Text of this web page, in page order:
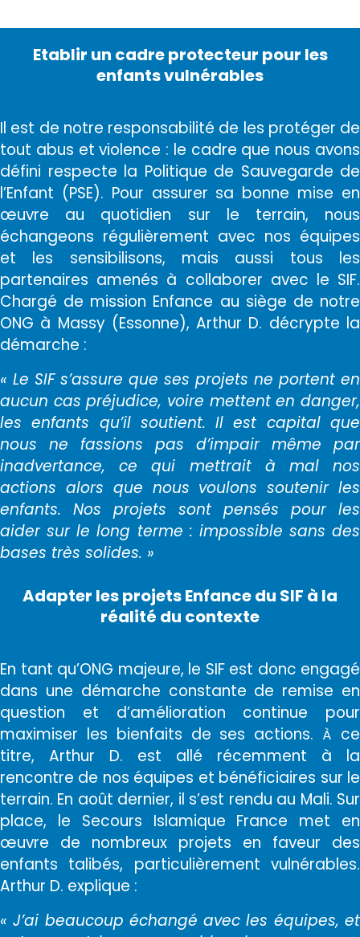
Etablir un cadre protecteur pour les
enfants vulnérables
Il est de notre responsabilité de les protéger de
tout abus et violence : le cadre que nous avons
défini respecte la Politique de Sauvegarde de
l’Enfant (PSE). Pour assurer sa bonne mise en
œuvre au quotidien sur le terrain, nous
échangeons régulièrement avec nos équipes
et les sensibilisons, mais aussi tous les
partenaires amenés à collaborer avec le SIF.
Chargé de mission Enfance au siège de notre
ONG à Massy (Essonne), Arthur D. décrypte la
démarche :
« Le SIF s’assure que ses projets ne portent en
aucun cas préjudice, voire mettent en danger,
les enfants qu’il soutient. Il est capital que
nous ne fassions pas d’impair même par
inadvertance, ce qui mettrait à mal nos
actions alors que nous voulons soutenir les
enfants. Nos projets sont pensés pour les
aider sur le long terme : impossible sans des
bases très solides. »
Adapter les projets Enfance du SIF à la
réalité du contexte
En tant qu’ONG majeure, le SIF est donc engagé
dans une démarche constante de remise en
question et d’amélioration continue pour
maximiser les bienfaits de ses actions. À ce
titre, Arthur D. est allé récemment à la
rencontre de nos équipes et bénéficiaires sur le
terrain. En août dernier, il s’est rendu au Mali. Sur
place, le Secours Islamique France met en
œuvre de nombreux projets en faveur des
enfants talibés, particulièrement vulnérables.
Arthur D. explique :
« J’ai beaucoup échangé avec les équipes, et